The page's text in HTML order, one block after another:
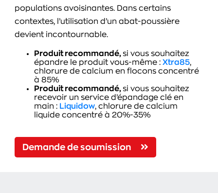
populations avoisinantes. Dans certains
contextes, l’utilisation d’un abat-poussière
devient incontournable.
Produit recommandé, si vous souhaitez
épandre le produit vous-même : Xtra85,
chlorure de calcium en flocons concentré
à 85%
Produit recommandé, si vous souhaitez
recevoir un service d’épandage clé en
main : Liquidow, chlorure de calcium
liquide concentré à 20%-35%
Demande de soumission